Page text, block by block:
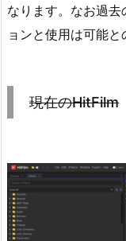
なります。なお過
ョンと使用は可能と
現在のHitFilm